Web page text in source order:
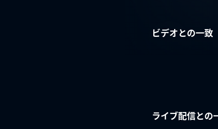
ビデオとの一致
ライブ配信との